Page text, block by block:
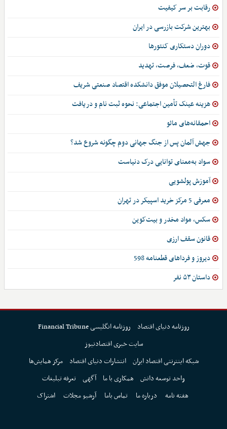
رقابت بر سر کیفیت
بهترین شرکت بازرسی در ایران
دوران دستکاری کنتورها
قوت، ضعف، فرصت، تهدید
فارغ التحصیلان موفق دانشکده اقتصاد صنعتی شریف
هزینه عینک تأمین اجتماعی: نحوه ثبت نام و دریافت
احمقانه‌های مائو
جهش آلمان پس از جنگ جهانی دوم چگونه شروع شد؟
سواد به‌معنای توانایی درک دنیاست
آموزش پولشویی
معرفی 5 مرکز خرید اسپیکر در تهران
سکس، مواد مخدر و بیت‌کوین
قانون سقف ارزی
دیروز و فرداهای قطعنامه 598
داستان ۵۳ نفر
روزنامه دنیای اقتصاد
روزنامه انگلیسی Financial Tribune
سایت خبری اقتصادنیوز
شبکه اینترنتی اقتصاد ایران انتشارات دنیای اقتصاد
مرکز همایش‌ها
واحد توسعه دانش همکاری با ما آگهی تعرفه تبلیغات
هفته نامه
درباره ما تماس باما آرشیو مجلات اشتراک